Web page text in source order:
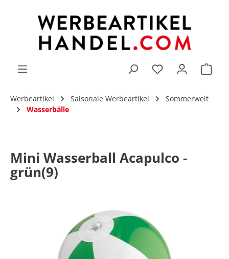
Du hast 0
Werbeartikel Saisonale Werbeartikel
Sommerwelt
Wasserbälle
Mini Wasserball Acapulco -
grün(9)
Bildergalerie überspringen